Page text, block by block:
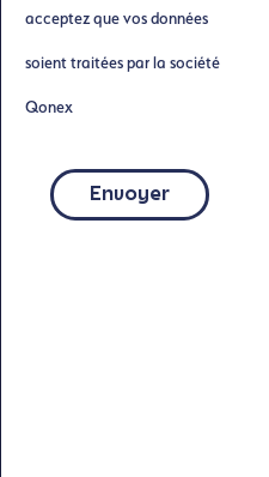
acceptez que vos données
soient traitées par la société
Qonex
Envoyer